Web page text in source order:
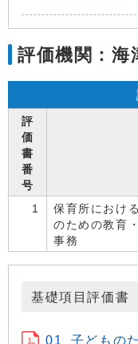
評価機関：海
評
価
書
番
号
1
保育所におけ
のための教育
事務
基礎項目評価書
01_子どもの